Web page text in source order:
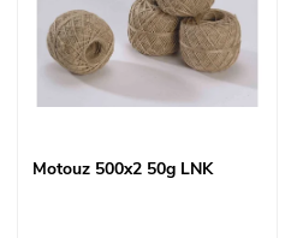
Motouz 500x2 50g LNK